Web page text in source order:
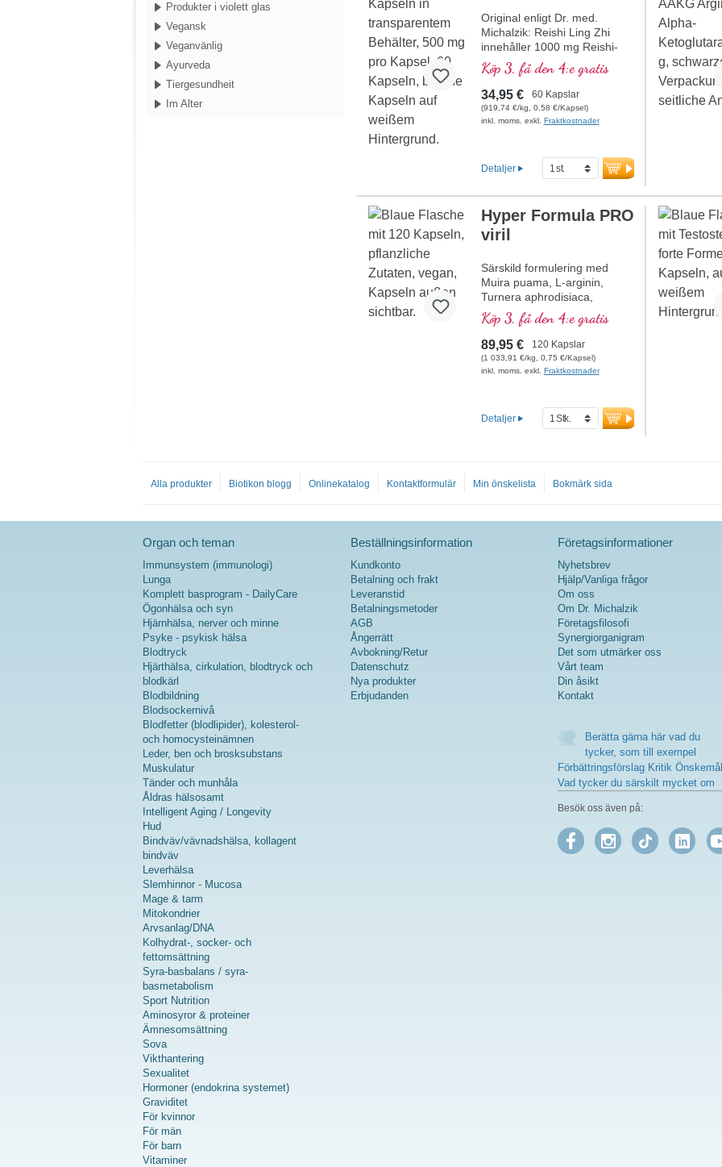
Produkter i violett glas
Vegansk
Veganvänlig
Ayurveda
Tiergesundheit
Im Alter
Original enligt Dr. med.
Michalzik: Reishi Ling Zhi
innehåller 1000 mg Reishi-
naturextrakt per dagsdos (2
kapslar). Detta högkvalitativa
extrakt är rikt på värdefulla
innehållsämnen och fritt från
tillsatser. Förseglingen är
Reishi Ling Zhi
Köp 3, få den 4:e gratis
34,95 € 60 Kapslar
(919,74 €/kg, 0,58 €/Kapsel)
inkl. moms. exkl. Fraktkostnader
Detaljer
Hyper Formula PRO
viril
Särskild formulering med
Muira puama, L-arginin,
Turnera aphrodisiaca,
Cordyceps och organiskt
bundet zink, som bidrar till att
bibehålla normal fertilitet och
en normal testosteronnivå i
blodet.
Köp 3, få den 4:e gratis
89,95 € 120 Kapslar
(1 033,91 €/kg, 0,75 €/Kapsel)
inkl. moms. exkl. Fraktkostnader
Detaljer
Alla produkter Biotikon blogg Onlinekatalog Kontaktformulär Min önskelista Bokmärk sida
Organ och teman
Immunsystem (immunologi)
Lunga
Komplett basprogram - DailyCare
Ögonhälsa och syn
Hjärnhälsa, nerver och minne
Psyke - psykisk hälsa
Blodtryck
Hjärthälsa, cirkulation, blodtryck och
blodkärl
Blodbildning
Blodsockernivå
Blodfetter (blodlipider), kolesterol-
och homocysteinämnen
Leder, ben och brosksubstans
Muskulatur
Tänder och munhåla
Åldras hälsosamt
Intelligent Aging / Longevity
Hud
Bindväv/vävnadshälsa, kollagent
bindväv
Leverhälsa
Slemhinnor - Mucosa
Mage & tarm
Mitokondrier
Arvsanlag/DNA
Kolhydrat-, socker- och
fettomsättning
Syra-basbalans / syra-
basmetabolism
Sport Nutrition
Aminosyror & proteiner
Ämnesomsättning
Sova
Vikthantering
Sexualitet
Hormoner (endokrina systemet)
Graviditet
För kvinnor
För män
För barn
Vitaminer
Beställningsinformation
Kundkonto
Betalning och frakt
Leveranstid
Betalningsmetoder
AGB
Ångerrätt
Avbokning/Retur
Datenschutz
Nya produkter
Erbjudanden
Företagsinformationer
Nyhetsbrev
Hjälp/Vanliga frågor
Om oss
Om Dr. Michalzik
Företagsfilosofi
Synergiorganigram
Det som utmärker oss
Vårt team
Din åsikt
Kontakt
Berätta gärna här vad du
tycker, som till exempel
Förbättringsförslag Kritik Önskemål
Vad tycker du särskilt mycket om
Besök oss även på: